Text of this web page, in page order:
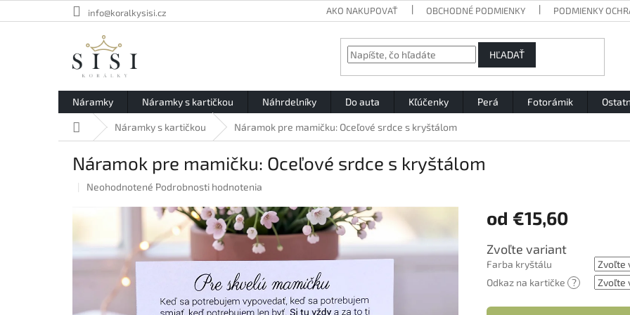
na
info@koralkysisi.cz AKO NAKUPOVAŤ OBCHODNÉ PODMIENKY PODMIENKY
HĽADAŤ
Náramky Náramky s kartičkou Náhrdelníky Do auta Kľúčenky Perá Fotorámik
DomovNáramky s kartičkou Náramok pre mamičku: Oceľové srdce s kryštálom
Náramok pre mamičku: Oceľové srdce s kryštálom
Priemerné
hviezdičiek.
Neohodnotené Podrobnosti hodnotenia
od €15,60
Jednotková
cena:
Zvoľte variant
Farba kryštálu
Odkaz na kartičke ?